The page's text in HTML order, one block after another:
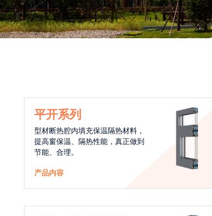
平开系列
型材断热腔内填充保温隔热材料，
提高窗保温、隔热性能，真正做到
节能、合理。
产品内容